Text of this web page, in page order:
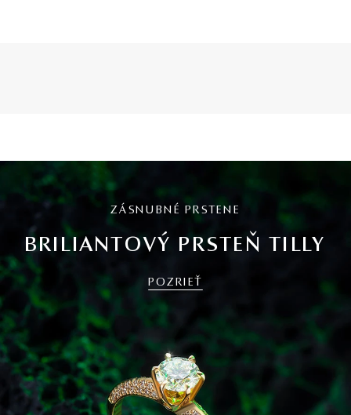
ZÁSNUBNÉ PRSTENE
BRILIANTOVÝ PRSTEŇ TILLY
POZRIEŤ